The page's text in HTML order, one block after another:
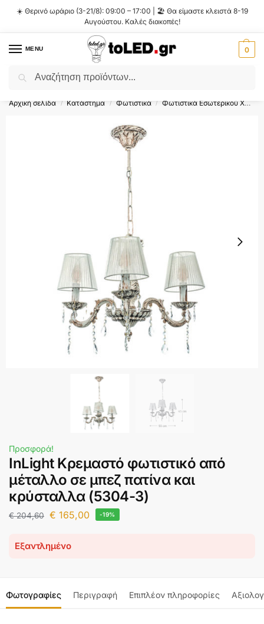
☀️ Θερινό ωράριο (3-21/8): 09:00 – 17:00 | 🏖️ Θα είμαστε κλειστά 8-19
Αυγούστου. Καλές διακοπές!
MENU 0
Flash Sale ⚡ 10% Έκπτωση με τον κωδικό
Αρχική σελίδα / Κατάστημα / Φωτιστικά / Φωτιστικά Εσωτερικού Χώρου
Προσφορά!
InLight Κρεμαστό φωτιστικό από
μέταλλο σε μπεζ πατίνα και
κρύσταλλα (5304-3)
€204,60 € 165,00 -19%
Εξαντλημένο
Φωτογραφίες Περιγραφή Επιπλέον πληροφορίες